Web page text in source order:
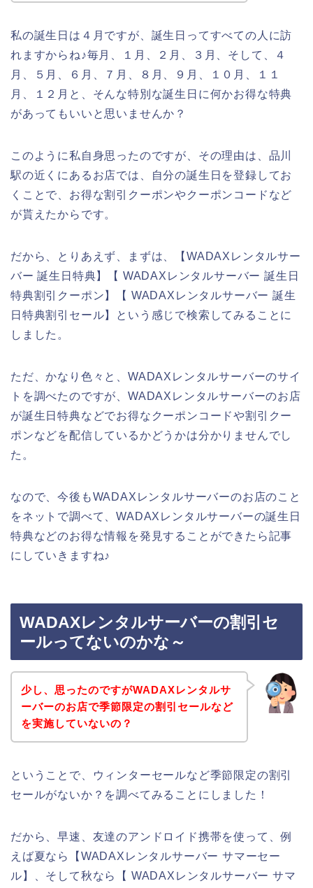
私の誕生日は４月ですが、誕生日ってすべての人に訪
れますからね♪毎月、１月、２月、３月、そして、４
月、５月、６月、７月、８月、９月、１０月、１１
月、１２月と、そんな特別な誕生日に何かお得な特典
があってもいいと思いませんか？
このように私自身思ったのですが、その理由は、品川
駅の近くにあるお店では、自分の誕生日を登録してお
くことで、お得な割引クーポンやクーポンコードなど
が貰えたからです。
だから、とりあえず、まずは、【WADAXレンタルサー
バー 誕生日特典】【 WADAXレンタルサーバー 誕生日
特典割引クーポン】【 WADAXレンタルサーバー 誕生
日特典割引セール】という感じで検索してみることに
しました。
ただ、かなり色々と、WADAXレンタルサーバーのサイ
トを調べたのですが、WADAXレンタルサーバーのお店
が誕生日特典などでお得なクーポンコードや割引クー
ポンなどを配信しているかどうかは分かりませんでし
た。
なので、今後もWADAXレンタルサーバーのお店のこと
をネットで調べて、WADAXレンタルサーバーの誕生日
特典などのお得な情報を発見することができたら記事
にしていきますね♪
WADAXレンタルサーバーの割引セ
ールってないのかな～
少し、思ったのですがWADAXレンタルサ
ーバーのお店で季節限定の割引セールなど
を実施していないの？
ということで、ウィンターセールなど季節限定の割引
セールがないか？を調べてみることにしました！
だから、早速、友達のアンドロイド携帯を使って、例
えば夏なら【WADAXレンタルサーバー サマーセー
ル】、そして秋なら【 WADAXレンタルサーバー サマ